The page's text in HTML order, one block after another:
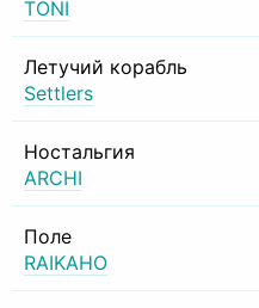
TONI
Летучий корабль
Settlers
Ностальгия
ARCHI
Поле
RAIKAHO